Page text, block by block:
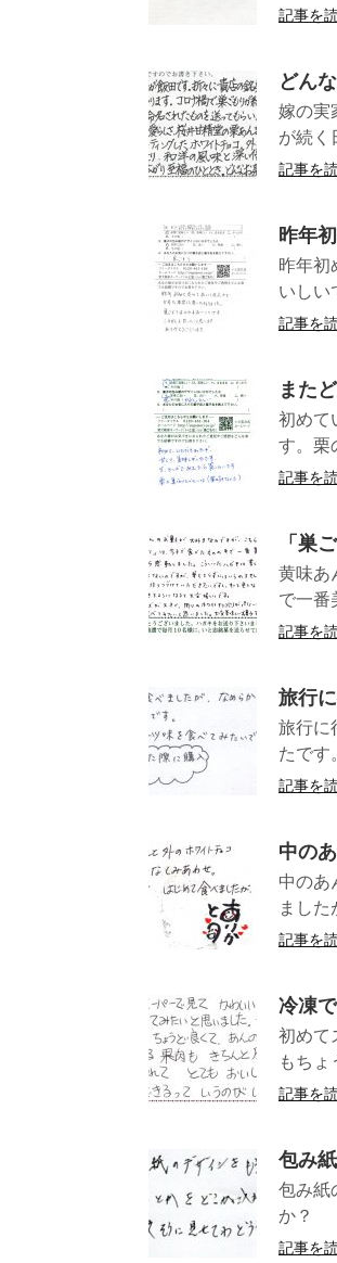
記事を
どん
嫁の実
が続く
記事を
昨年
昨年初
いしい
記事を
また
初めて
す。
記事を
「巣
黄味あ
で一番
記事を
旅行
旅行に
たです
記事を
中の
中のあ
ま
記事を
冷凍
初めて
もち
記事を
包み
包み紙
か
記事を